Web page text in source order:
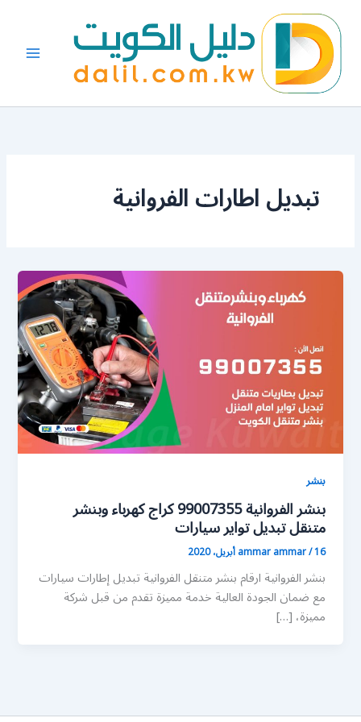
المحتوى
تبديل اطارات الفروانية
بنشر
بنشر الفروانية 99007355 كراج كهرباء وبنشر
متنقل تبديل تواير سيارات
ammar ammar/16 أبريل، 2020
بنشر الفروانية ارقام بنشر متنقل الفروانية تبديل إطارات سيارات
مع ضمان الجودة العالية خدمة مميزة تقدم من قبل شركة
مميزة، […]